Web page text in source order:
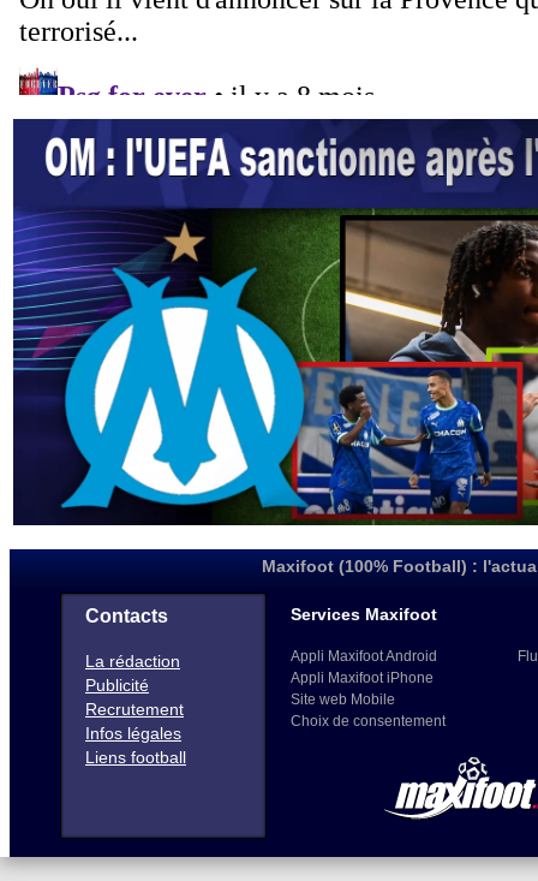
Maxifoot (100% Football) :
Contacts
La rédaction
Publicité
Recrutement
Infos légales
Liens football
Services Maxifoot
Appli Maxifoot Android
Appli Maxifoot iPhone
Site web Mobile
Choix de consentement